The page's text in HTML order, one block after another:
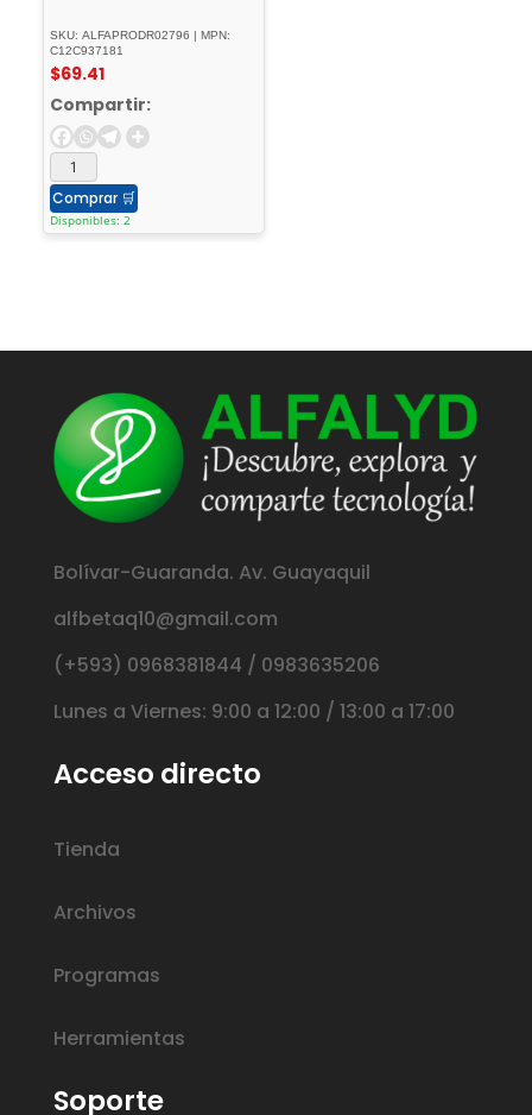
SKU: ALFAPRODR02796 | MPN:
C12C937181
$69.41
Compartir:
Comprar 🛒
Disponibles: 2
Bolívar-Guaranda. Av. Guayaquil
alfbetaq10@gmail.com
(+593) 0968381844 / 0983635206
Lunes a Viernes: 9:00 a 12:00 / 13:00 a 17:00
Acceso directo
Tienda
Archivos
Programas
Herramientas
Soporte